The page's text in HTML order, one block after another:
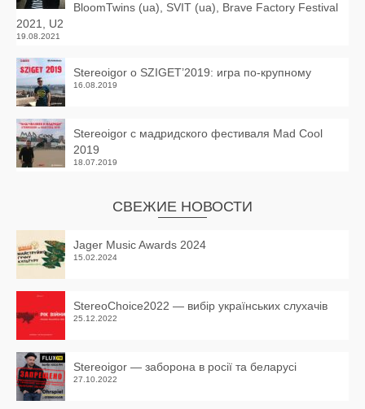
BloomTwins (ua), SVIT (ua), Brave Factory Festival
2021, U2
19.08.2021
Stereoigor о SZIGET’2019: игра по-крупному
16.08.2019
Stereoigor с мадридского фестиваля Mad Cool
2019
18.07.2019
СВЕЖИЕ НОВОСТИ
Jager Music Awards 2024
15.02.2024
StereoChoice2022 — вибір українських слухачів
25.12.2022
Stereoigor — заборона в росії та беларусі
27.10.2022